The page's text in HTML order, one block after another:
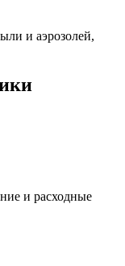
и аэрозолей,
и расходные